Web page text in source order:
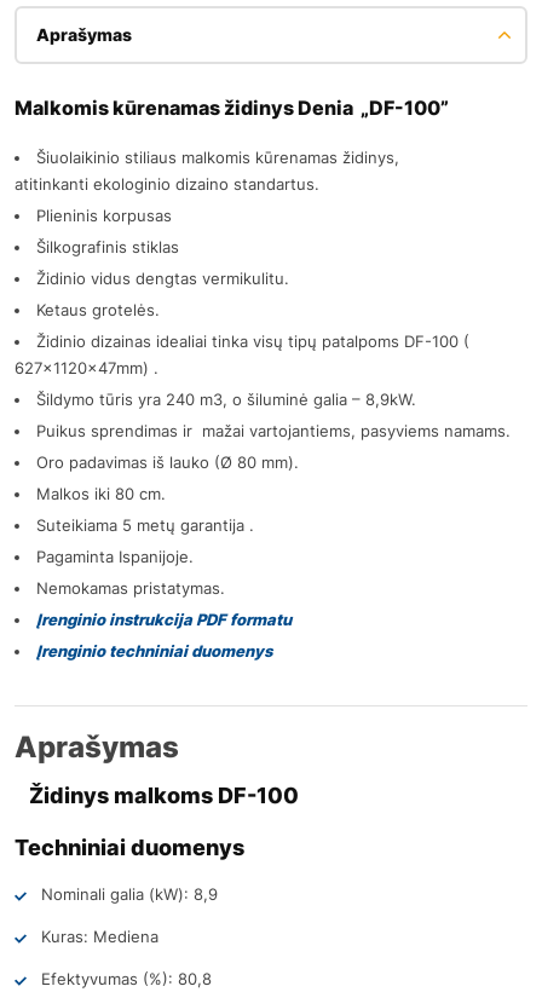
Aprašymas
Malkomis kūrenamas židinys Denia „DF-100”
Šiuolaikinio stiliaus malkomis kūrenamas židinys,
atitinkanti ekologinio dizaino standartus.
Plieninis korpusas
Šilkografinis stiklas
Židinio vidus dengtas vermikulitu.
Ketaus grotelės.
Židinio dizainas idealiai tinka visų tipų patalpoms DF-100 (
627x1120x47mm) .
Šildymo tūris yra 240 m3, o šiluminė galia – 8,9kW.
Puikus sprendimas ir mažai vartojantiems, pasyviems namams.
Oro padavimas iš lauko (Ø 80 mm).
Malkos iki 80 cm.
Suteikiama 5 metų garantija .
Pagaminta Ispanijoje.
Nemokamas pristatymas.
Įrenginio instrukcija PDF formatu
Įrenginio techniniai duomenys
Aprašymas
Židinys malkoms DF-100
Techniniai duomenys
Nominali galia (kW): 8,9
Kuras: Mediena
Efektyvumas (%): 80,8